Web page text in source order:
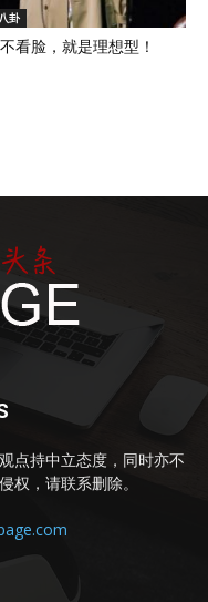
卦
看脸，就是理想型！
点持中立态度，同时亦不
权，请联系删除。